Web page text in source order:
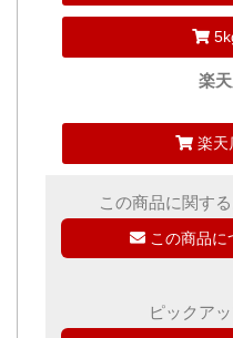
楽
楽天
この商品に関す
この商品に
ピックア